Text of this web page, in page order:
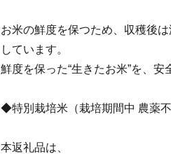
お米の鮮度を保つため、収穫後
しています。
鮮度を保った“生きたお米”を、安
◆特別栽培米（栽培期間中 農薬不
本返礼品は、